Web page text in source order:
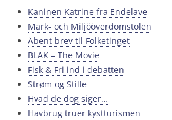
Kaninen Katrine fra Endelave
Mark- och Miljööverdomstolen
Åbent brev til Folketinget
BLAK – The Movie
Fisk & Fri ind i debatten
Strøm og Stille
Hvad de dog siger…
Havbrug truer kystturismen